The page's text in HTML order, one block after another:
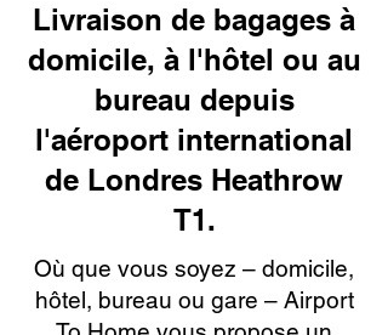
Livraison de bagages à
domicile, à l'hôtel ou au
bureau depuis
l'aéroport international
de Londres Heathrow
T1.
Où que vous soyez – domicile,
hôtel, bureau ou gare – Airport